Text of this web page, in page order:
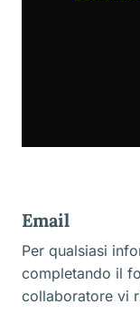
Email
Per qualsiasi
completando il
collaboratore vi